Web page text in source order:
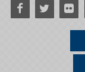
Facebook
Twitter Flickr